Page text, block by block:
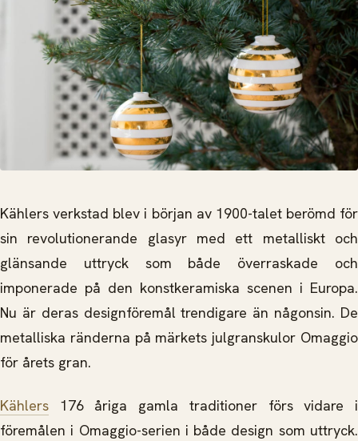
Kählers verkstad blev i början av 1900-talet berömd för
sin revolutionerande glasyr med ett metalliskt och
glänsande uttryck som både överraskade och
imponerade på den konstkeramiska scenen i Europa.
Nu är deras designföremål trendigare än någonsin. De
metalliska ränderna på märkets julgranskulor Omaggio
för årets gran.
Kählers 176 åriga gamla traditioner förs vidare i
föremålen i Omaggio-serien i både design som uttryck.